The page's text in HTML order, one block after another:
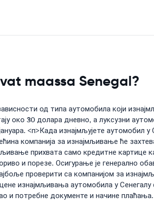
maassa Senegal?
од типа аутомобила који
око 30 долара дневно, а луксузни
<п>Када изнајмљујете аутомобил
компанија за изнајмљивање ће
прихвата само кредитне
и порезе. Осигурање је генерално
проверити са компанијом за
изнајмљивања аутомобила у
и потребне документе и начине плаћања.